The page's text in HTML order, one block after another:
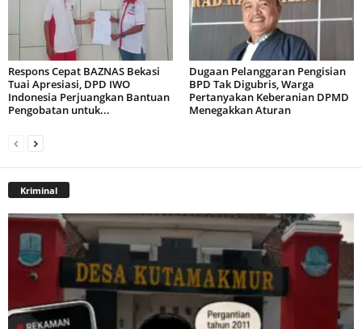
Respons Cepat BAZNAS Bekasi
Tuai Apresiasi, DPD IWO
Indonesia Perjuangkan Bantuan
Pengobatan untuk...
Dugaan Pelanggaran Pengisian
BPD Tak Digubris, Warga
Pertanyakan Keberanian DPMD
Menegakkan Aturan
Kriminal